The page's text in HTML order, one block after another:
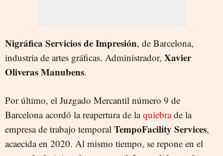
Nigráfica Servicios de Impresión, de Barcelona,
industria de artes gráficas. Administrador, Xavier
Oliveras Manubens.
Por último, el Juzgado Mercantil número 9 de
Barcelona acordó la reapertura de laquiebrade la
empresa de trabajo temporal TempoFacility Services,
acaecida en 2020. Al mismo tiempo, se repone en el